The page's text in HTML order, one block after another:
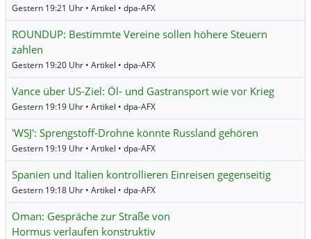
Gestern 19:21 Uhr • Artikel • dpa-AFX
ROUNDUP: Bestimmte Vereine sollen höhere Steuern
zahlen
Gestern 19:20 Uhr • Artikel • dpa-AFX
Vance über US-Ziel: Öl- und Gastransport wie vor Krieg
Gestern 19:19 Uhr • Artikel • dpa-AFX
'WSJ': Sprengstoff-Drohne könnte Russland gehören
Gestern 19:19 Uhr • Artikel • dpa-AFX
Spanien und Italien kontrollieren Einreisen gegenseitig
Gestern 19:18 Uhr • Artikel • dpa-AFX
Oman: Gespräche zur Straße von
Hormus verlaufen konstruktiv